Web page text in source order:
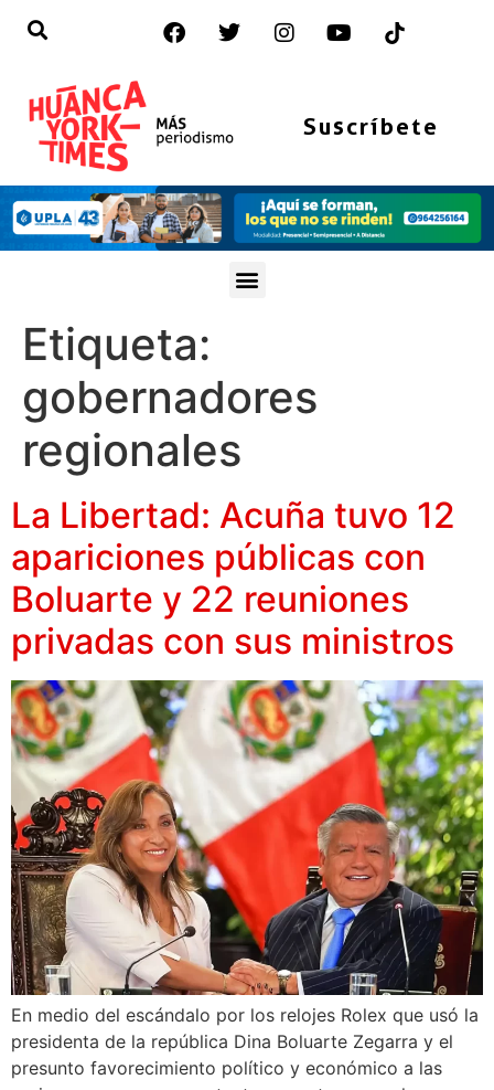
Suscríbete
Etiqueta:
gobernadores
regionales
La Libertad: Acuña tuvo 12
apariciones públicas con
Boluarte y 22 reuniones
privadas con sus ministros
En medio del escándalo por los relojes Rolex que usó la
presidenta de la república Dina Boluarte Zegarra y el
presunto favorecimiento político y económico a las